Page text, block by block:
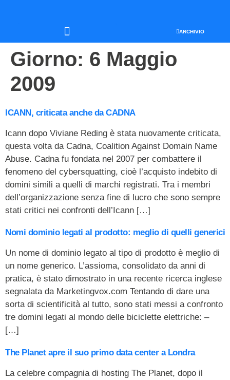
ARCHIVIO
Giorno: 6 Maggio
2009
ICANN, criticata anche da CADNA
Icann dopo Viviane Reding è stata nuovamente criticata,
questa volta da Cadna, Coalition Against Domain Name
Abuse. Cadna fu fondata nel 2007 per combattere il
fenomeno del cybersquatting, cioè l’acquisto indebito di
domini simili a quelli di marchi registrati. Tra i membri
dell’organizzazione senza fine di lucro che sono sempre
stati critici nei confronti dell’Icann […]
Nomi dominio legati al prodotto: meglio di quelli generici
Un nome di dominio legato al tipo di prodotto è meglio di
un nome generico. L’assioma, consolidato da anni di
pratica, è stato dimostrato in una recente ricerca inglese
segnalata da Marketingvox.com Tentando di dare una
sorta di scientificità al tutto, sono stati messi a confronto
tre domini legati al mondo delle biciclette elettriche: –
[…]
The Planet apre il suo primo data center a Londra
La celebre compagnia di hosting The Planet, dopo il